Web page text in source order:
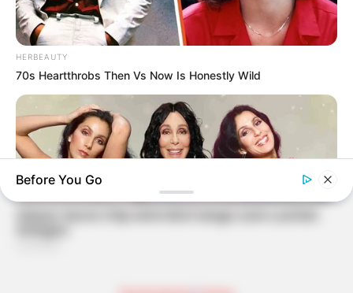
HERBEAUTY
70s Heartthrobs Then Vs Now Is Honestly Wild
Before You Go